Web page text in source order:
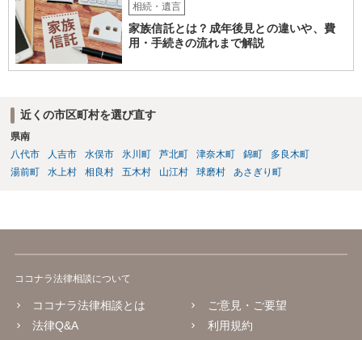
相続・遺言
家族信託とは？成年後見との違いや、費
用・手続きの流れまで解説
近くの市区町村を選び直す
県南
八代市
人吉市 水俣市 氷川町 芦北町 津奈木町 錦町
多良木町
湯前町
水上村 相良村 五木村 山江村 球磨村 あさぎり町
ココナラ法律相談について
ココナラ法律相談とは
法律Q&A
ご意見・ご要望
利用規約